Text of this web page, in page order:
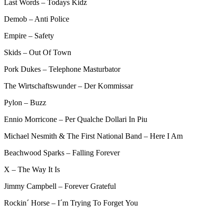
Last Words – Todays Kidz
Demob – Anti Police
Empire – Safety
Skids – Out Of Town
Pork Dukes – Telephone Masturbator
The Wirtschaftswunder – Der Kommissar
Pylon – Buzz
Ennio Morricone – Per Qualche Dollari In Piu
Michael Nesmith & The First National Band – Here I Am
Beachwood Sparks – Falling Forever
X – The Way It Is
Jimmy Campbell – Forever Grateful
Rockin´ Horse – I´m Trying To Forget You